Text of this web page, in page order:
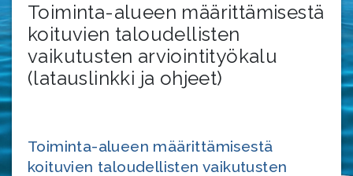
Toiminta-alueen määrittämisestä
koituvien taloudellisten
vaikutusten arviointityökalu
(latauslinkki ja ohjeet)
Toiminta-alueen määrittämisestä
koituvien taloudellisten vaikutusten